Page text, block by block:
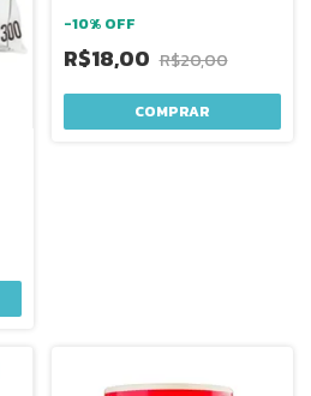
-10% OFF
R$18,00 R$20,00
COMPRAR